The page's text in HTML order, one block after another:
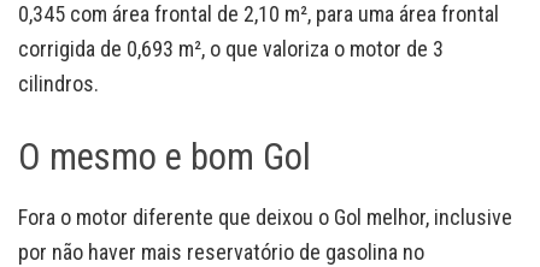
0,345 com área frontal de 2,10 m², para uma área frontal
corrigida de 0,693 m², o que valoriza o motor de 3
cilindros.
O mesmo e bom Gol
Fora o motor diferente que deixou o Gol melhor, inclusive
por não haver mais reservatório de gasolina no